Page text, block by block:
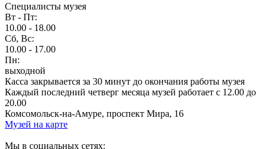
Специалисты музея
Вт - Пт:
10.00 - 18.00
Сб, Вс:
10.00 - 17.00
Пн:
выходной
Касса закрывается за 30 минут до окончания работы музея
Каждый последний четверг месяца музей работает с 12.00 до
20.00
Комсомольск-на-Амуре, проспект Мира, 16
Музей на карте
Мы в социальных сетях: